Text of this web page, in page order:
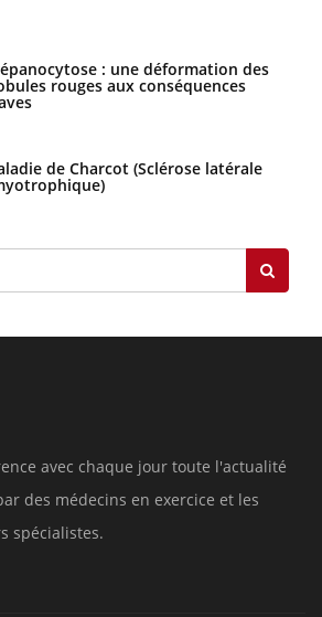
: une déformation des
rouges aux conséquences
de Charcot (Sclérose latérale
avec chaque jour toute l'actualité
des médecins en exercice et les
spécialistes.